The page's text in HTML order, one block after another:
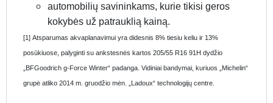
automobilių savininkams, kurie tikisi geros
kokybės už patrauklią kainą.
[1] Atsparumas akvaplanavimui yra didesnis 8% tiesiu keliu ir 13%
posūkiuose, palyginti su ankstesnės kartos 205/55 R16 91H dydžio
„BFGoodrich g-Force Winter“ padanga. Vidiniai bandymai, kuriuos „Michelin“
grupė atliko 2014 m. gruodžio mėn. „Ladoux“ technologijų centre.